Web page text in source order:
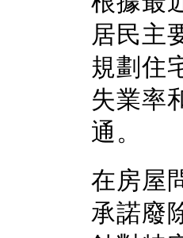
居民主
規劃住
失業率
通。
在房屋
承諾廢